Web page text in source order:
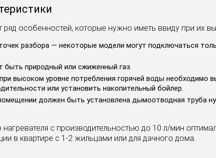
особенностей, которые нужно иметь ввиду при их
разбора — некоторые модели могут подключаться
быть природный или сжиженный газ.
высоком уровне потребления горячей воды необходимо
или установить накопительный бойлер.
должен быть установлена дымоотводная труба
с производительностью до 10 л/мин
в квартире с 1-2 жильцами или для дачного дома.